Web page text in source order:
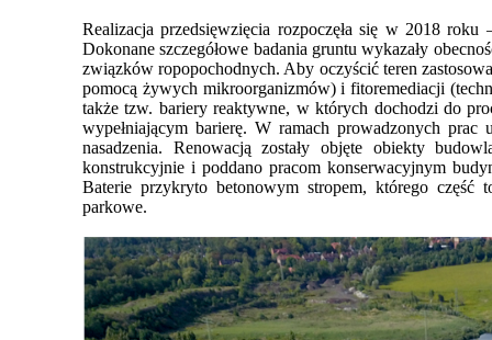
Realizacja przedsięwzięcia rozpoczęła się w 2018
Dokonane szczegółowe badania gruntu wykazały
związków ropopochodnych. Aby oczyścić teren
pomocą żywych mikroorganizmów) i fitoremediacji
także tzw. bariery reaktywne, w których dochodzi do
wypełniającym barierę. W ramach prowadzonych
nasadzenia. Renowacją zostały objęte obiekty
konstrukcyjnie i poddano pracom konserwacyjnym
Baterie przykryto betonowym stropem, którego część
parkowe.